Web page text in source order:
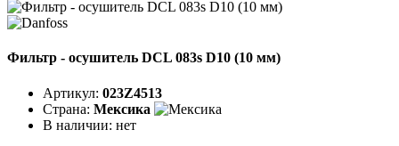
Фильтр - осушитель DCL 083s D10 (10 мм)
Артикул: 023Z4513
Страна: Мексика
В наличии: нет